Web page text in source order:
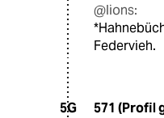
@lions:
Federvieh.
5G 571 (Profil